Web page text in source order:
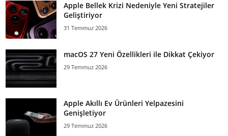
Apple Bellek Krizi Nedeniyle Yeni Stratejiler
Geliştiriyor
31 Temmuz 2026
macOS 27 Yeni Özellikleri ile Dikkat Çekiyor
29 Temmuz 2026
Apple Akıllı Ev Ürünleri Yelpazesini
Genişletiyor
29 Temmuz 2026